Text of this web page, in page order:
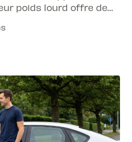
poids lourd offre de